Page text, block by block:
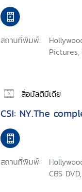
สถานที่พิมพ์:
Pictures,
สื่อมัลติมีเดีย
CSI: NY.The
สถานที่พิมพ์:
CBS